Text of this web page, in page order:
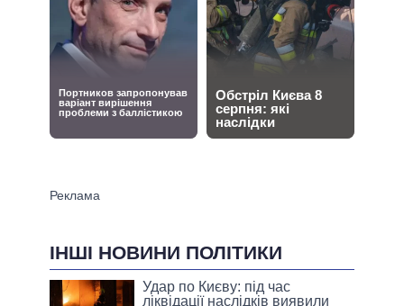
ІНШІ НОВИНИ ПОЛІТИКИ
Удар по Києву: під час
ліквідації наслідків виявили